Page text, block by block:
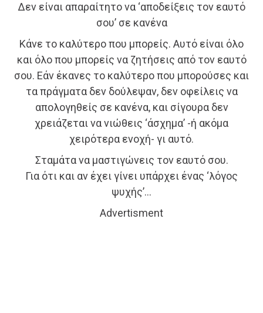
Δεν είναι απαραίτητο να ‘αποδείξεις τον εαυτό
σου’ σε κανένα
Κάνε το καλύτερο που μπορείς. Αυτό είναι όλο
και όλο που μπορείς να ζητήσεις από τον εαυτό
σου. Εάν έκανες το καλύτερο που μπορούσες και
τα πράγματα δεν δούλεψαν, δεν οφείλεις να
απολογηθείς σε κανένα, και σίγουρα δεν
χρειάζεται να νιώθεις ‘άσχημα’ -ή ακόμα
χειρότερα ενοχή- γι αυτό.
Σταμάτα να μαστιγώνεις τον εαυτό σου.
Για ότι και αν έχει γίνει υπάρχει ένας ‘λόγος
ψυχής’…
Advertisment